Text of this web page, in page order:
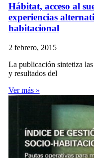
Hábitat, acceso al
experiencias
habitacional
2 febrero, 2015
La publicación sintetiza
y resultados del
Ver más »